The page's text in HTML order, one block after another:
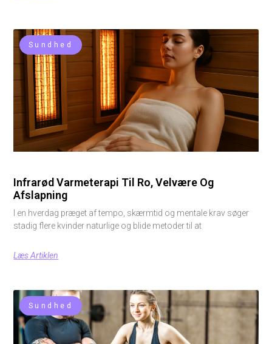
Sundhed
Infrarød Varmeterapi Til Ro, Velvære Og
Afslapning
I en hverdag præget af tempo, skærmtid og mentale krav søger
stadig flere kvinder naturlige og blide metoder til at
Læs Artiklen
Sundhed